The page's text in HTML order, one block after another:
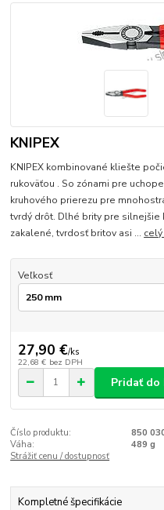
KNIPEX
KNIPEX kombinované kliešte
rukoväťou . So zónami pre
kruhového prierezu pre
tvrdý drôt. Dlhé brity pre
zakalené, tvrdosť britov asi ...
Veľkosť
27,90 €/ks
22,68 € bez DPH
Pridať do
Číslo produktu:
850
Váha:
489 g
Strážiť cenu / dostupnosť
Kompletné špecifikácie